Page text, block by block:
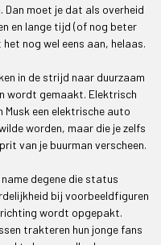
moet je dat als overheid
en lange tijd (of nog beter
nog wel eens aan, helaas.
in de strijd naar duurzaam
wordt gemaakt. Elektrisch
een elektrische auto
worden, maar die je zelfs
van je buurman verscheen.
degene die status
bij voorbeeldfiguren
richting wordt opgepakt.
trakteren hun jonge fans